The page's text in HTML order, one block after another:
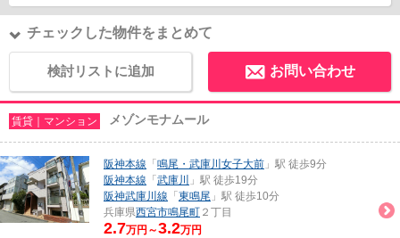
チェックした物件をまとめて
検討リストに追加 お問い合わせ
賃貸｜マンション メゾンモナムール
阪神本線 「 鳴尾・武庫川女子大前 」駅 徒歩9分
阪神本線 「 武庫川
」駅 徒歩19分
阪神武庫川線 「 東鳴尾 」駅 徒歩10分
兵庫県西宮市鳴尾町 ２丁目
2.7万円～3.2万円